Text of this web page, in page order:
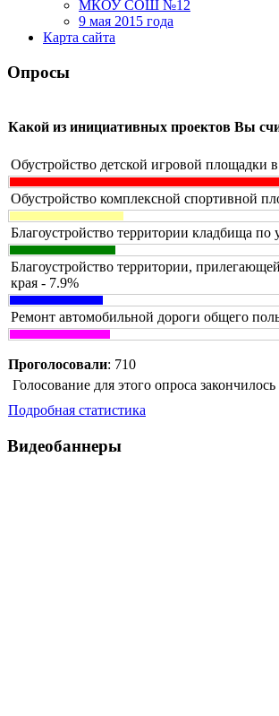
МКОУ СОШ №12
9 мая 2015 года
Карта сайта
Опросы
Какой из инициативных проектов Вы
Обустройство детской игровой площадки
Обустройство комплексной спортивной
Благоустройство территории кладбища
Благоустройство территории,
края - 7.9%
Ремонт автомобильной дороги общего
Проголосовали: 710
Голосование для этого опроса
Подробная статистика
Видеобаннеры